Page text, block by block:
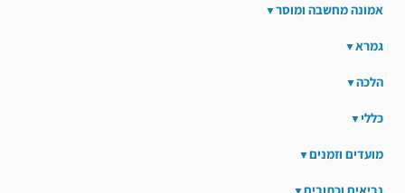
אמונה מחשבה ומוסר
גמרא
הלכה
כללי
מועדים וזמנים